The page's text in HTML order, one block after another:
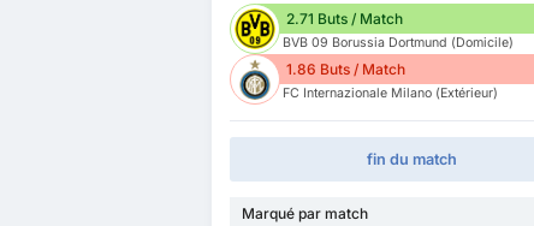
2.71 Buts / Match
BVB 09 Borussia Dortmund (Domicile)
1.86 Buts / Match
FC Internazionale Milano (Extérieur)
fin du match
Marqué par match